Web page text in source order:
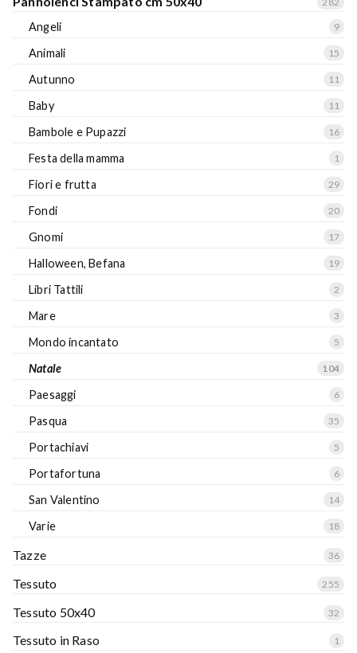
Angeli 9
Animali 15
Autunno 11
Baby 11
Bambole e Pupazzi 16
Festa della mamma 1
Fiori e frutta 29
Fondi 20
Gnomi 17
Halloween, Befana 19
Libri Tattili 2
Mare 3
Mondo incantato 5
Natale 104
Paesaggi 6
Pasqua 35
Portachiavi 5
Portafortuna 6
San Valentino 14
Varie 18
Tazze 36
Tessuto 255
Tessuto 50x40 32
Tessuto in Raso 1